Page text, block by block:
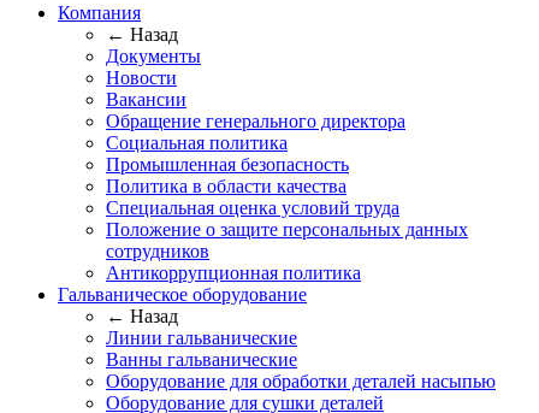
Компания
← Назад
Документы
Новости
Вакансии
Обращение генерального директора
Социальная политика
Промышленная безопасность
Политика в области качества
Специальная оценка условий труда
Положение о защите персональных данных
сотрудников
Антикоррупционная политика
Гальваническое оборудование
← Назад
Линии гальванические
Ванны гальванические
Оборудование для обработки деталей насыпью
Оборудование для сушки деталей